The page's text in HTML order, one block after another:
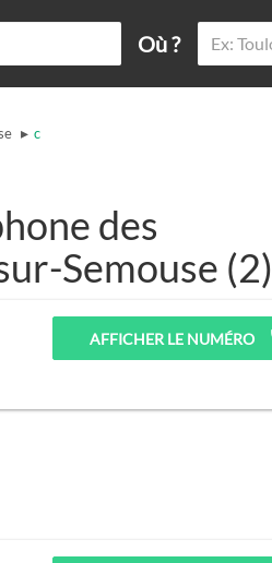
Où ?
▸ c
des
Semouse (2)
AFFICHER LE NUMÉRO